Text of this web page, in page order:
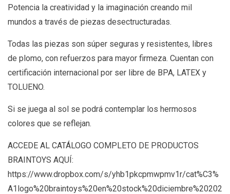
Potencia la creatividad y la imaginación creando mil
mundos a través de piezas desectructuradas.
Todas las piezas son súper seguras y resistentes, libres
de plomo, con refuerzos para mayor firmeza. Cuentan con
certificación internacional por ser libre de BPA, LATEX y
TOLUENO.
Si se juega al sol se podrá contemplar los hermosos
colores que se reflejan.
ACCEDE AL CATÁLOGO COMPLETO DE PRODUCTOS
BRAINTOYS AQUÍ:
https://www.dropbox.com/s/yhb1pkcpmwpmv1r/cat%C3%
A1logo%20braintoys%20en%20stock%20diciembre%20202